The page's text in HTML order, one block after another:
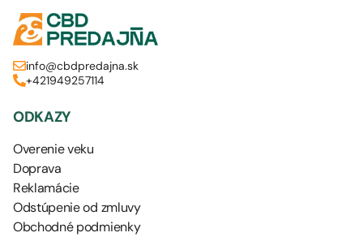
info@cbdpredajna.sk
+421949257114
ODKAZY
Overenie veku
Doprava
Reklamácie
Odstúpenie od zmluvy
Obchodné podmienky